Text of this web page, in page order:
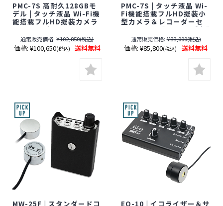
PMC-7S 高耐久128GBモ
デル | タッチ液晶 Wi-Fi機
能搭載フルHD擬装カメラ
＆レコーダーセット
【SALE】【すぐ発(即日発
送)】【レンズ隠しフィル
ムサービス対象品(当社限
定)】【サンメカトロニク
ス】【スパイカメラ】
【隠しカメラ】【期間限
通常販売価格: ¥102,850(税込)
価格: ¥100,650(税込) 送料無料
PMC-7S | タッチ液晶 Wi-
Fi機能搭載フルHD擬装小
型カメラ＆レコーダーセ
ット【SALE】【すぐ発(即
日発送)】【レンズ隠しフ
ィルムサービス対象品(当
社限定)】【スパイカメ
ラ】【隠しカメラ】【期
間限定】[期間：～2026年
通常販売価格: ¥88,000(税込)
価格: ¥85,800(税込) 送料無料
MW-25F | スタンダードコ EQ-10 | イコライザー＆サ